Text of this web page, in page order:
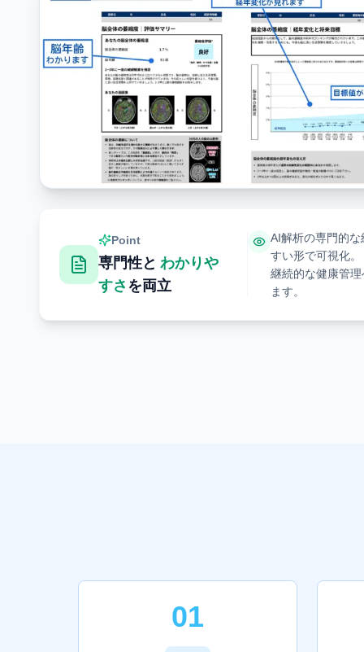
Point
専門性と わかりや
すさ を両立
AI解析の専門的
すい形で可視化。
継続的な健康管
ます。
01